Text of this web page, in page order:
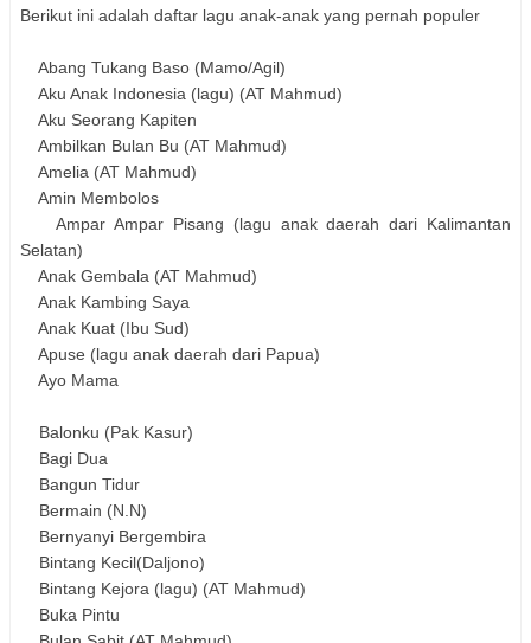
Berikut ini adalah daftar lagu anak-anak yang pernah populer
Abang Tukang Baso (Mamo/Agil)
Aku Anak Indonesia (lagu) (AT Mahmud)
Aku Seorang Kapiten
Ambilkan Bulan Bu (AT Mahmud)
Amelia (AT Mahmud)
Amin Membolos
Ampar Ampar Pisang (lagu anak daerah dari Kalimantan
Selatan)
Anak Gembala (AT Mahmud)
Anak Kambing Saya
Anak Kuat (Ibu Sud)
Apuse (lagu anak daerah dari Papua)
Ayo Mama
Balonku (Pak Kasur)
Bagi Dua
Bangun Tidur
Bermain (N.N)
Bernyanyi Bergembira
Bintang Kecil(Daljono)
Bintang Kejora (lagu) (AT Mahmud)
Buka Pintu